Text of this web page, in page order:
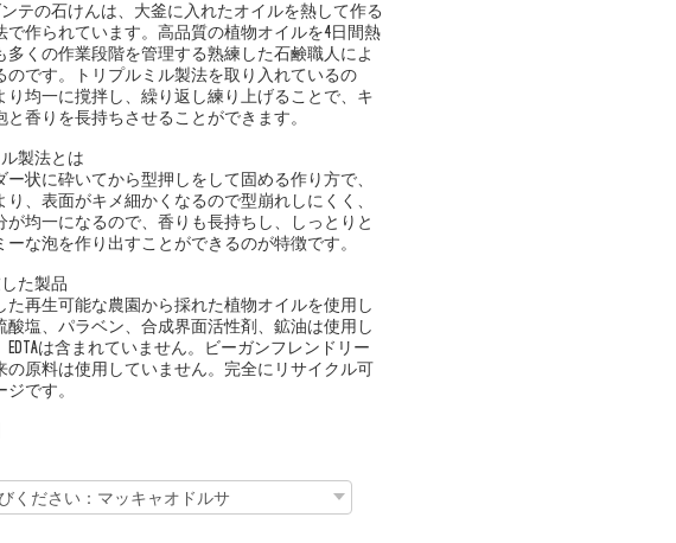
テの石けんは、大釜に入れたオイルを熱して作る
で作られています。高品質の植物オイルを4日間熱
多くの作業段階を管理する熟練した石鹸職人によ
のです。トリプルミル製法を取り入れているの
り均一に撹拌し、繰り返し練り上げることで、キ
と香りを長持ちさせることができます。
製法とは
ー状に砕いてから型押しをして固める作り方で、
り、表面がキメ細かくなるので型崩れしにくく、
が均一になるので、香りも長持ちし、しっとりと
ーな泡を作り出すことができるのが特徴です。
た製品
た再生可能な農園から採れた植物オイルを使用し
酸塩、パラベン、合成界面活性剤、鉱油は使用し
EDTAは含まれていません。ビーガンフレンドリー
の原料は使用していません。完全にリサイクル可
です。